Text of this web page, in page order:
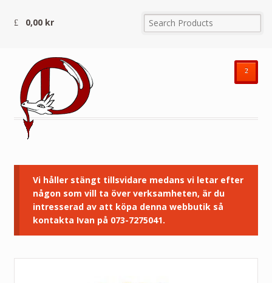
0,00 kr
²
Vi håller stängt tillsvidare medans vi letar efter
någon som vill ta över verksamheten, är du
intresserad av att köpa denna webbutik så
kontakta Ivan på 073-7275041.